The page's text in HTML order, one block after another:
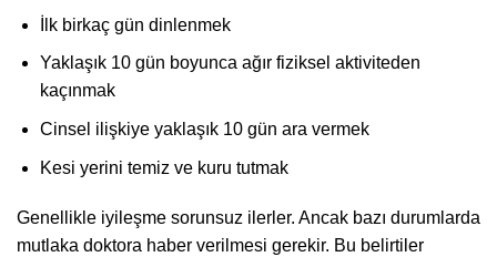
İlk birkaç gün dinlenmek
Yaklaşık 10 gün boyunca ağır fiziksel aktiviteden
kaçınmak
Cinsel ilişkiye yaklaşık 10 gün ara vermek
Kesi yerini temiz ve kuru tutmak
Genellikle iyileşme sorunsuz ilerler. Ancak bazı durumlarda
mutlaka doktora haber verilmesi gerekir. Bu belirtiler